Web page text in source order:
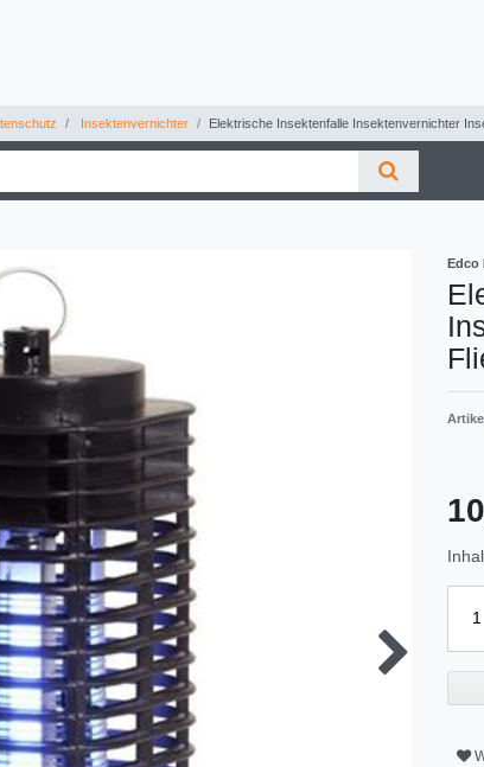
Insektenvernichter Elektrische Insektenfalle Insektenvernichter
Edco